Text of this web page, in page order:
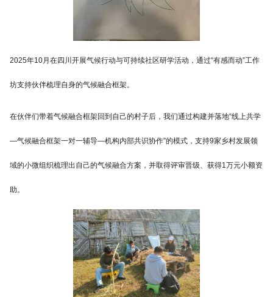
2025年10月在四川开展气候行动与可持续社区研学活动，通过“有感而动”工作
坊支持伙伴梳理自身的气候融合框架。
在伙伴们带着气候融合框架回到自己的村子后，我们通过构建并落地“线上共学
—气候融合框架一对一辅导—机构内部共识协作”的模式，支持9家乡村发展领
域的小微组织梳理出自己的气候融合方案，并取得评审晋级、获得1万元小额资
助。